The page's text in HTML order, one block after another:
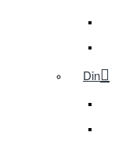
Din